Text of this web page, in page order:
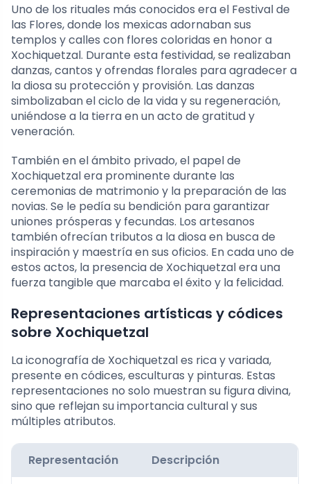
Uno de los rituales más conocidos era el Festival de
las Flores, donde los mexicas adornaban sus
templos y calles con flores coloridas en honor a
Xochiquetzal. Durante esta festividad, se realizaban
danzas, cantos y ofrendas florales para agradecer a
la diosa su protección y provisión. Las danzas
simbolizaban el ciclo de la vida y su regeneración,
uniéndose a la tierra en un acto de gratitud y
veneración.
También en el ámbito privado, el papel de
Xochiquetzal era prominente durante las
ceremonias de matrimonio y la preparación de las
novias. Se le pedía su bendición para garantizar
uniones prósperas y fecundas. Los artesanos
también ofrecían tributos a la diosa en busca de
inspiración y maestría en sus oficios. En cada uno de
estos actos, la presencia de Xochiquetzal era una
fuerza tangible que marcaba el éxito y la felicidad.
Representaciones artísticas y códices
sobre Xochiquetzal
La iconografía de Xochiquetzal es rica y variada,
presente en códices, esculturas y pinturas. Estas
representaciones no solo muestran su figura divina,
sino que reflejan su importancia cultural y sus
múltiples atributos.
Representación Descripción